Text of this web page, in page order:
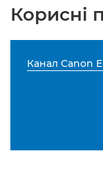
Корисні
Канал Canon